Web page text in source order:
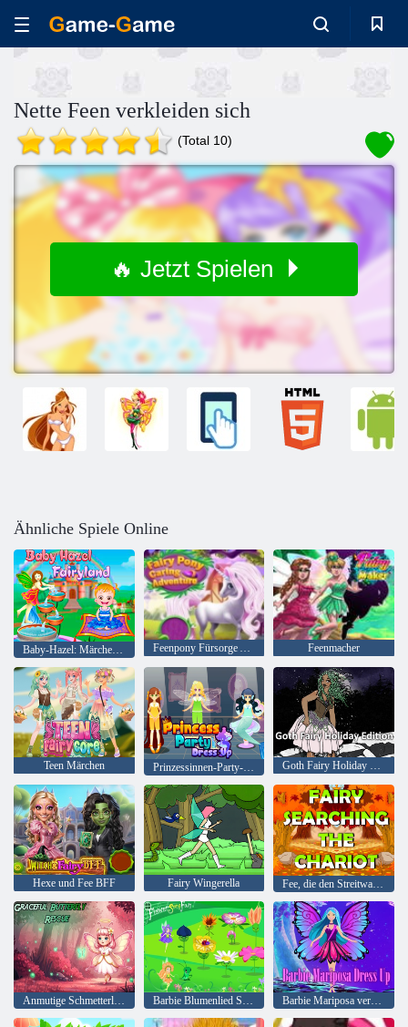
Nette Feen verkleiden sich
(Total 10)
🔥 Jetzt Spielen
Ähnliche Spiele Online
Baby-Hazel: Märchenland Feenpony Fürsorge Abenteuer Feenmacher
Teen Märchen Prinzessinnen-Party-Verkleidung Goth Fairy Holiday Edition
Hexe und Fee BFF Fairy Wingerella Fee, die den Streitwagen durchsucht
Anmutige Schmetterlingsrettung Barbie Blumenlied Spaß Barbie Mariposa verkleidet sich